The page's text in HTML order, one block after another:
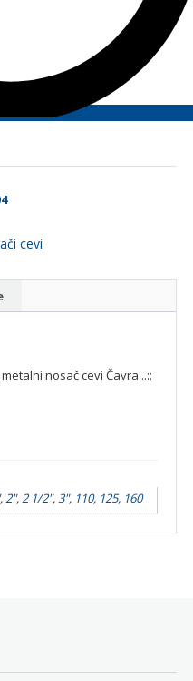
cevi
,2",2 1/2",3", 110, 125, 160